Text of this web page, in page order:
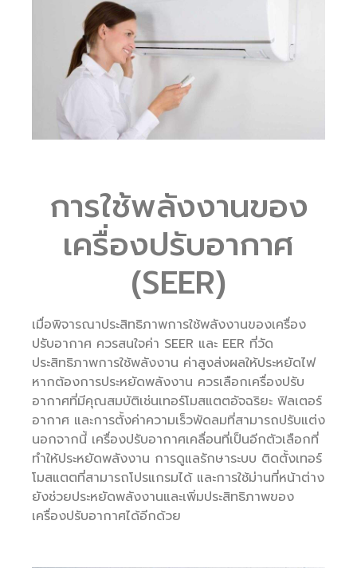
การใช้พลังงานของ
เครื่องปรับอากาศ
(SEER)
เมื่อพิจารณาประสิทธิภาพการใช้พลังงานของเครื่อง
ปรับอากาศ ควรสนใจค่า SEER และ EER ที่วัด
ประสิทธิภาพการใช้พลังงาน ค่าสูงส่งผลให้ประหยัดไฟ
หากต้องการประหยัดพลังงาน ควรเลือกเครื่องปรับ
อากาศที่มีคุณสมบัติเช่นเทอร์โมสแตตอัจฉริยะ ฟิลเตอร์
อากาศ และการตั้งค่าความเร็วพัดลมที่สามารถปรับแต่ง
นอกจากนี้ เครื่องปรับอากาศเคลื่อนที่เป็นอีกตัวเลือกที่
ทำให้ประหยัดพลังงาน การดูแลรักษาระบบ ติดตั้งเทอร์
โมสแตตที่สามารถโปรแกรมได้ และการใช้ม่านที่หน้าต่าง
ยังช่วยประหยัดพลังงานและเพิ่มประสิทธิภาพของ
เครื่องปรับอากาศได้อีกด้วย